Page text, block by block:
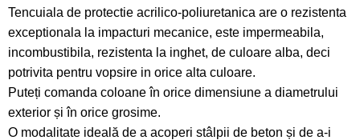
Tencuiala de protectie acrilico-poliuretanica are o rezistenta
exceptionala la impacturi mecanice, este impermeabila,
incombustibila, rezistenta la inghet, de culoare alba, deci
potrivita pentru vopsire in orice alta culoare.
Puteți comanda coloane în orice dimensiune a diametrului
exterior și în orice grosime.
O modalitate ideală de a acoperi stâlpii de beton și de a-i